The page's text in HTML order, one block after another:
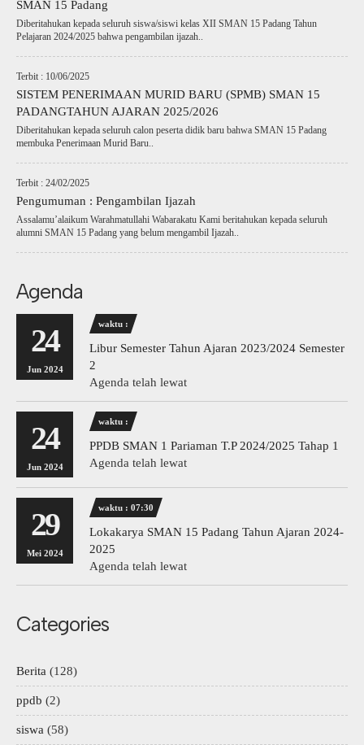
SMAN 15 Padang
Diberitahukan kepada seluruh siswa/siswi kelas XII SMAN 15 Padang Tahun
Pelajaran 2024/2025 bahwa pengambilan ijazah..
Terbit : 10/06/2025
SISTEM PENERIMAAN MURID BARU (SPMB) SMAN 15
PADANGTAHUN AJARAN 2025/2026
Diberitahukan kepada seluruh calon peserta didik baru bahwa SMAN 15 Padang
membuka Penerimaan Murid Baru..
Terbit : 24/02/2025
Pengumuman : Pengambilan Ijazah
Assalamu’alaikum Warahmatullahi Wabarakatu Kami beritahukan kepada seluruh
alumni SMAN 15 Padang yang belum mengambil Ijazah..
Agenda
24
Jun 2024
waktu :
Libur Semester Tahun Ajaran 2023/2024 Semester
2
Agenda telah lewat
24
Jun 2024
waktu :
PPDB SMAN 1 Pariaman T.P 2024/2025 Tahap 1
Agenda telah lewat
29
Mei 2024
waktu : 07:30
Lokakarya SMAN 15 Padang Tahun Ajaran 2024-
2025
Agenda telah lewat
Categories
Berita (128)
ppdb (2)
siswa (58)